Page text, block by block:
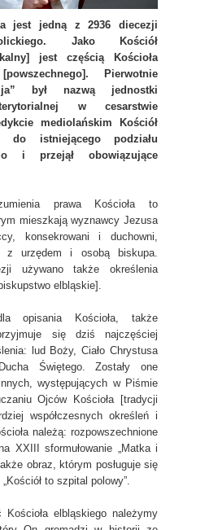
jest jedną z 2936 diecezji
Jako Kościół
jest częścią Kościoła
Pierwotnie
był nazwą jednostki
w cesarstwie
mediolańskim Kościół
do istniejącego podziału
i przejął obowiązujące
prawa Kościoła to
mieszkają wyznawcy Jezusa
konsekrowani i duchowni,
z urzędem i osobą biskupa.
używano także określenia
elbląskie].
opisania Kościoła, także
się dziś najczęściej
lud Boży, Ciało Chrystusa
Świętego. Zostały one
występujących w Piśmie
Ojców Kościoła [tradycji
współczesnych określeń i
należą: rozpowszechnione
XXIII sformułowanie „Matka i
obraz, którym posługuje się
to szpital polowy”.
Kościoła elbląskiego należymy